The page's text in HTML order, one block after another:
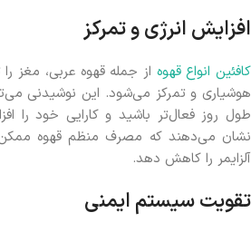
افزایش انرژی و تمرکز
کافئین انواع قهوه از جمله قهوه عربی، مغز
هوشیاری و تمرکز می‌شود. این نوشیدنی
طول روز فعال‌تر باشید و کارایی خود را
نشان می‌دهند که مصرف منظم قهوه ممکن
آلزایمر را کاهش دهد.
تقویت سیستم ایمنی